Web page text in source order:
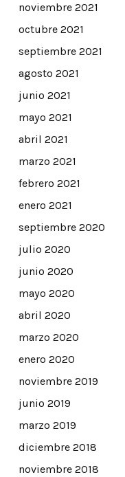
noviembre 2021
octubre 2021
septiembre 2021
agosto 2021
junio 2021
mayo 2021
abril 2021
marzo 2021
febrero 2021
enero 2021
septiembre 2020
julio 2020
junio 2020
mayo 2020
abril 2020
marzo 2020
enero 2020
noviembre 2019
junio 2019
marzo 2019
diciembre 2018
noviembre 2018